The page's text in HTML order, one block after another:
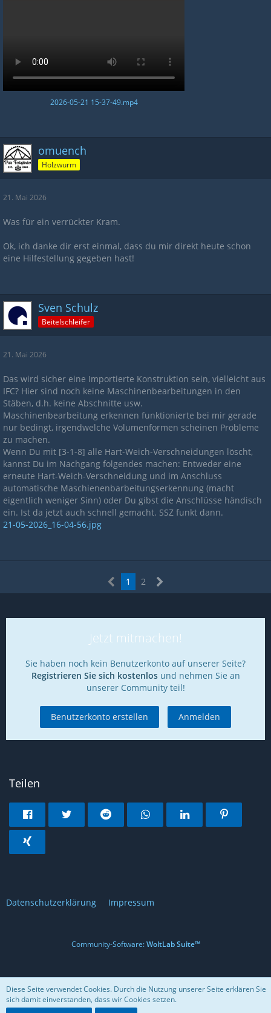
2026-05-21 15-37-49.mp4
omuench
Holzwurm
21. Mai 2026
Was für ein verrückter Kram.
Ok, ich danke dir erst einmal, dass du mir direkt heute schon
eine Hilfestellung gegeben hast!
Sven Schulz
Beitelschleifer
21. Mai 2026
Das wird sicher eine Importierte Konstruktion sein, vielleicht aus
IFC? Hier sind noch keine Maschinenbearbeitungen in den
Stäben, d.h. keine Abschnitte usw.
Maschinenbearbeitung erkennen funktionierte bei mir gerade
nur bedingt, irgendwelche Volumenformen scheinen Probleme
zu machen.
Wenn Du mit [3-1-8] alle Hart-Weich-Verschneidungen löscht,
kannst Du im Nachgang folgendes machen: Entweder eine
erneute Hart-Weich-Verschneidung und im Anschluss
automatische Maschienenbarbeitungserkennung (macht
eigentlich weniger Sinn) oder Du gibst die Anschlüsse händisch
ein. Ist da jetzt auch schnell gemacht. SSZ funkt dann.
21-05-2026_16-04-56.jpg
1 2
Jetzt mitmachen!
Sie haben noch kein Benutzerkonto auf unserer Seite?
Registrieren Sie sich kostenlosund nehmen Sie an
unserer Community teil!
Benutzerkonto erstellen Anmelden
Teilen
Datenschutzerklärung Impressum
Community-Software:WoltLab Suite™
Diese Seite verwendet Cookies. Durch die Nutzung unserer Seite erklären Sie
sich damit einverstanden, dass wir Cookies setzen.